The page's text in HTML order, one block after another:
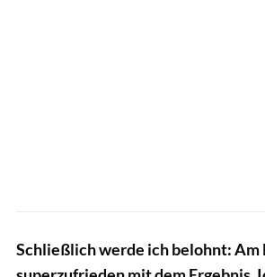
Schließlich werde ich belohnt: Am